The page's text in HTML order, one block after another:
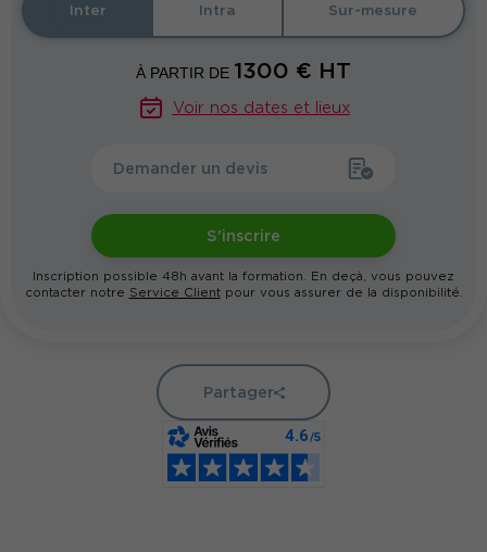
Inter Intra Sur-mesure
À PARTIR DE 1300 € HT
Voir nos dates et lieux
Demander un devis
S'inscrire
Inscription possible 48h avant la formation. En deçà, vous pouvez
contacter notre Service Clientpour vous assurer de la disponibilité.
Partager